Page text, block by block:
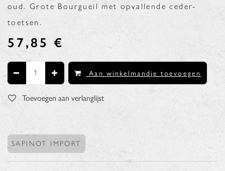
oud. Grote Bourgueil met opvallende ceder-
toetsen.
57,85 €
Aan winkelmandje toevoegen
Toevoegen aan verlanglijst
SAPINOT IMPORT